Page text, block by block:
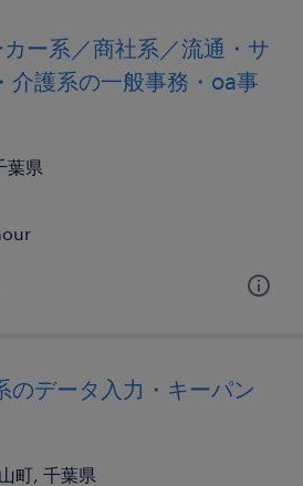
ー系／商社系／流通・サ
介護系の一般事務・oa事
葉県
のデータ入力・キーパン
町, 千葉県